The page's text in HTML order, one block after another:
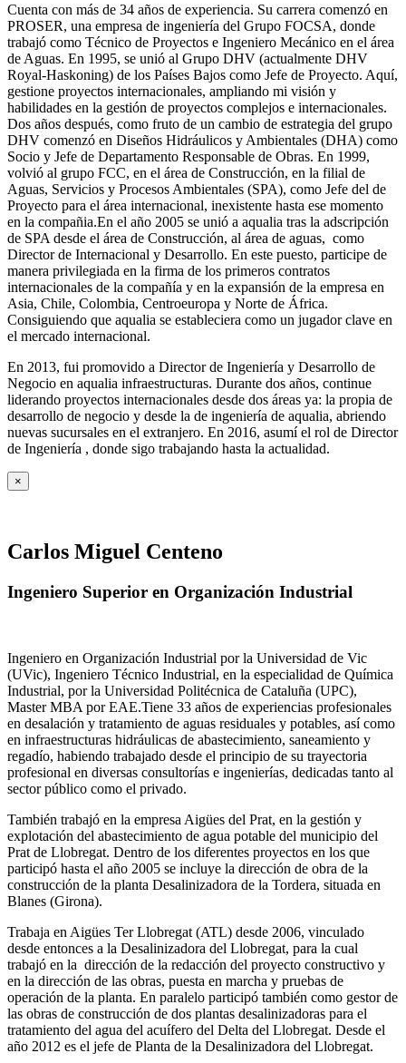
Cuenta con más de 34 años de experiencia. Su carrera comenzó en
PROSER, una empresa de ingeniería del Grupo FOCSA, donde
trabajó como Técnico de Proyectos e Ingeniero Mecánico en el área
de Aguas. En 1995, se unió al Grupo DHV (actualmente DHV
Royal-Haskoning) de los Países Bajos como Jefe de Proyecto. Aquí,
gestione proyectos internacionales, ampliando mi visión y
habilidades en la gestión de proyectos complejos e internacionales.
Dos años después, como fruto de un cambio de estrategia del grupo
DHV comenzó en Diseños Hidráulicos y Ambientales (DHA) como
Socio y Jefe de Departamento Responsable de Obras. En 1999,
volvió al grupo FCC, en el área de Construcción, en la filial de
Aguas, Servicios y Procesos Ambientales (SPA), como Jefe del de
Proyecto para el área internacional, inexistente hasta ese momento
en la compañia.En el año 2005 se unió a aqualia tras la adscripción
de SPA desde el área de Construcción, al área de aguas, como
Director de Internacional y Desarrollo. En este puesto, participe de
manera privilegiada en la firma de los primeros contratos
internacionales de la compañía y en la expansión de la empresa en
Asia, Chile, Colombia, Centroeuropa y Norte de África.
Consiguiendo que aqualia se estableciera como un jugador clave en
el mercado internacional.
En 2013, fui promovido a Director de Ingeniería y Desarrollo de
Negocio en aqualia infraestructuras. Durante dos años, continue
liderando proyectos internacionales desde dos áreas ya: la propia de
desarrollo de negocio y desde la de ingeniería de aqualia, abriendo
nuevas sucursales en el extranjero. En 2016, asumí el rol de Director
de Ingeniería , donde sigo trabajando hasta la actualidad.
×
Carlos Miguel Centeno
Ingeniero Superior en Organización Industrial
Ingeniero en Organización Industrial por la Universidad de Vic
(UVic), Ingeniero Técnico Industrial, en la especialidad de Química
Industrial, por la Universidad Politécnica de Cataluña (UPC),
Master MBA por EAE.Tiene 33 años de experiencias profesionales
en desalación y tratamiento de aguas residuales y potables, así como
en infraestructuras hidráulicas de abastecimiento, saneamiento y
regadío, habiendo trabajado desde el principio de su trayectoria
profesional en diversas consultorías e ingenierías, dedicadas tanto al
sector público como el privado.
También trabajó en la empresa Aigües del Prat, en la gestión y
explotación del abastecimiento de agua potable del municipio del
Prat de Llobregat. Dentro de los diferentes proyectos en los que
participó hasta el año 2005 se incluye la dirección de obra de la
construcción de la planta Desalinizadora de la Tordera, situada en
Blanes (Girona).
Trabaja en Aigües Ter Llobregat (ATL) desde 2006, vinculado
desde entonces a la Desalinizadora del Llobregat, para la cual
trabajó en la dirección de la redacción del proyecto constructivo y
en la dirección de las obras, puesta en marcha y pruebas de
operación de la planta. En paralelo participó también como gestor de
las obras de construcción de dos plantas desalinizadoras para el
tratamiento del agua del acuífero del Delta del Llobregat. Desde el
año 2012 es el jefe de Planta de la Desalinizadora del Llobregat.